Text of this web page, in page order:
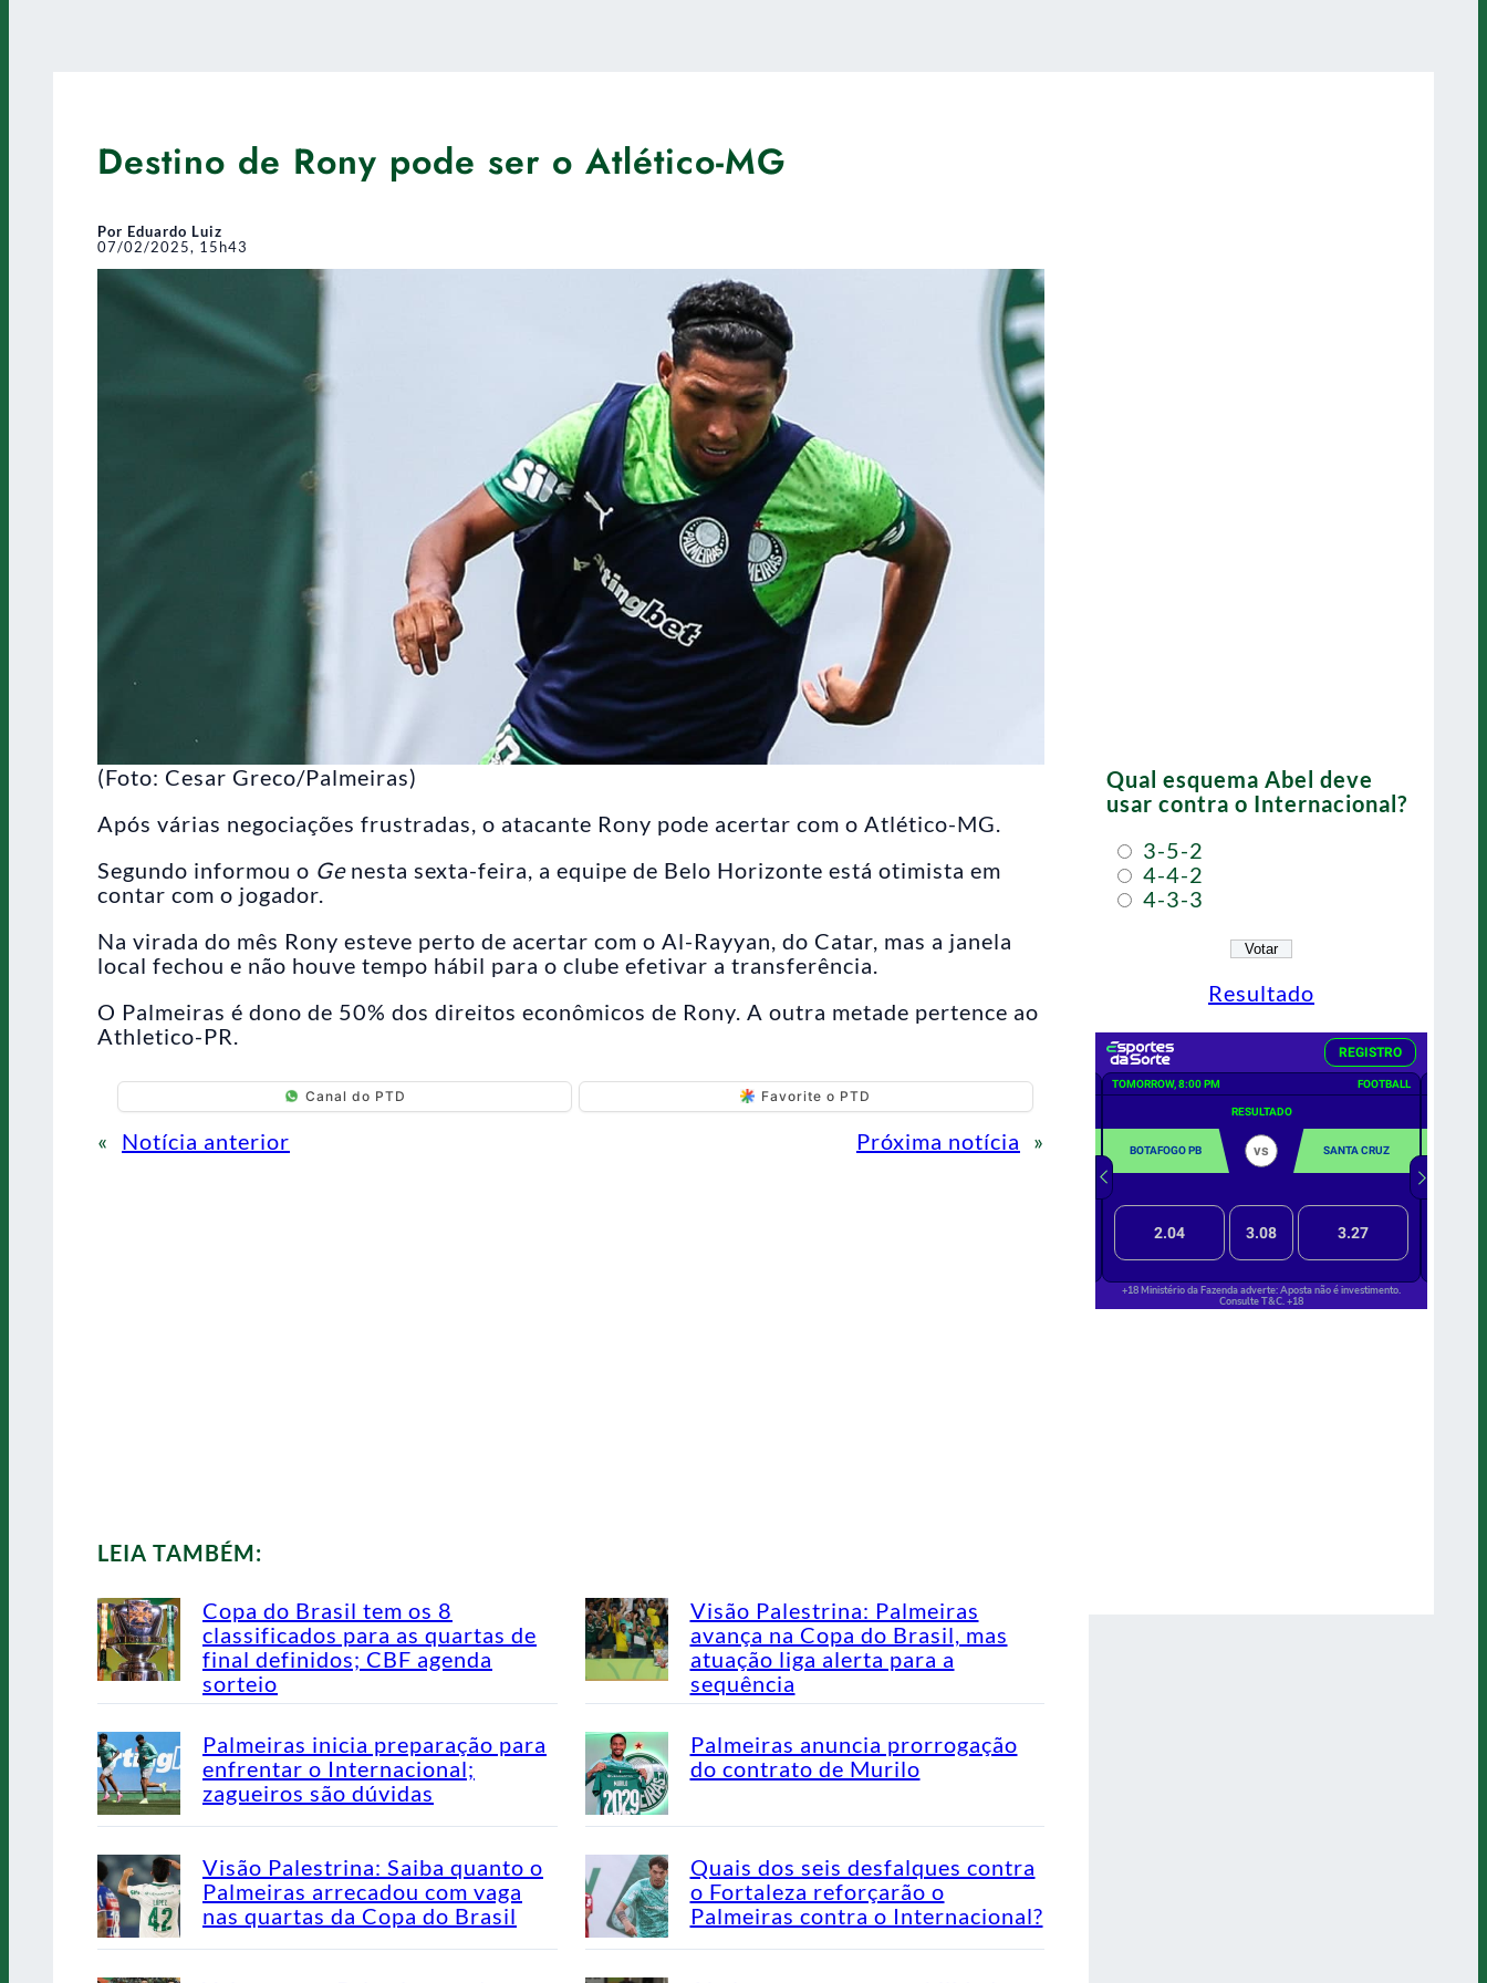
Destino de Rony pode ser o Atlético-MG
Por Eduardo Luiz
07/02/2025, 15h43
(Foto: Cesar Greco/Palmeiras)
Após várias negociações frustradas, o atacante Rony pode acertar com o Atlético-MG.
Segundo informou o Genesta sexta-feira, a equipe de Belo Horizonte está otimista em
contar com o jogador.
Na virada do mês Rony esteve perto de acertar com o Al-Rayyan, do Catar, mas a janela
local fechou e não houve tempo hábil para o clube efetivar a transferência.
O Palmeiras é dono de 50% dos direitos econômicos de Rony. A outra metade pertence ao
Athletico-PR.
Canal do PTD Favorite o PTD
« Notícia anterior Próxima notícia »
LEIA TAMBÉM:
Copa do Brasil tem os 8
classificados para as quartas de
final definidos; CBF agenda
sorteio
Visão Palestrina: Palmeiras
avança na Copa do Brasil, mas
atuação liga alerta para a
sequência
Palmeiras inicia preparação para
enfrentar o Internacional;
zagueiros são dúvidas
Palmeiras anuncia prorrogação
do contrato de Murilo
Visão Palestrina: Saiba quanto o
Palmeiras arrecadou com vaga
nas quartas da Copa do Brasil
Quais dos seis desfalques contra
o Fortaleza reforçarão o
Palmeiras contra o Internacional?
Qual esquema Abel deve
usar contra o Internacional?
3-5-2
4-4-2
4-3-3
Resultado